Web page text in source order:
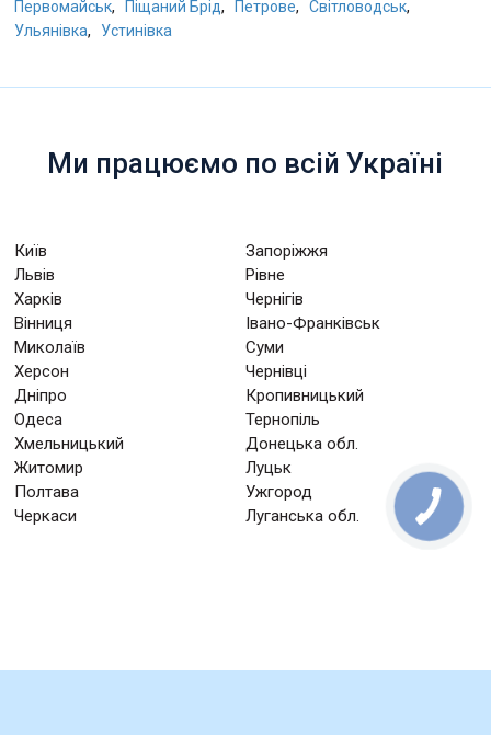
Первомайськ, Піщаний Брід, Петрове, Світловодськ,
Ульянівка, Устинівка
Ми працюємо по всій Україні
Київ
Запоріжжя
Львів
Рівне
Харків
Чернігів
Вінниця
Івано-Франківськ
Миколаїв
Суми
Херсон
Чернівці
Дніпро
Кропивницький
Одеса
Тернопіль
Хмельницький
Донецька обл.
Житомир
Луцьк
Полтава
Ужгород
Черкаси
Луганська обл.